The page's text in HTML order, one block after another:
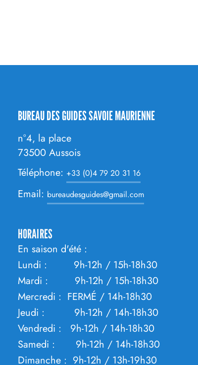
CONTACT
BUREAU DES GUIDES SAVOIE MAURIENNE
ADRESSE
n°4, la place
73500 Aussois
Téléphone: +33 (0)4 79 20 31 16
Email: bureaudesguides@gmail.com
HORAIRES
En saison d'été :
Lundi : 9h-12h / 15h-18h30
Mardi : 9h-12h / 15h-18h30
Mercredi : FERMÉ / 14h-18h30
Jeudi : 9h-12h / 14h-18h30
Vendredi : 9h-12h / 14h-18h30
Samedi : 9h-12h / 14h-18h30
Dimanche : 9h-12h / 13h-19h30